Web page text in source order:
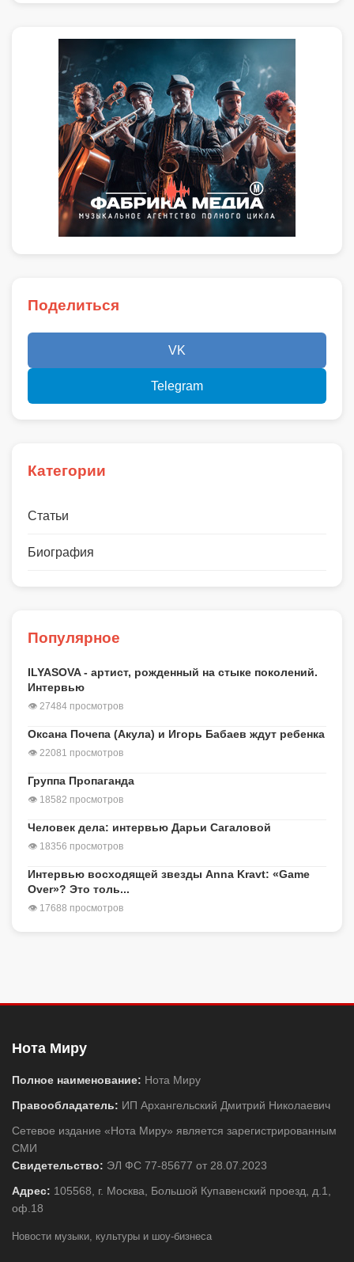
Поделиться
VK
Telegram
Категории
Статьи
Биография
Популярное
ILYASOVA - артист, рожденный на стыке поколений.
Интервью
👁 27484 просмотров
Оксана Почепа (Акула) и Игорь Бабаев ждут ребенка
👁 22081 просмотров
Группа Пропаганда
👁 18582 просмотров
Человек дела: интервью Дарьи Сагаловой
👁 18356 просмотров
Интервью восходящей звезды Anna Kravt: «Game
Over»? Это толь...
👁 17688 просмотров
Нота Миру
Полное наименование: Нота Миру
Правообладатель: ИП Архангельский Дмитрий Николаевич
Сетевое издание «Нота Миру» является зарегистрированным
СМИ
Свидетельство: ЭЛ ФС 77-85677 от 28.07.2023
Адрес: 105568, г. Москва, Большой Купавенский проезд, д.1,
оф.18
Новости музыки, культуры и шоу-бизнеса